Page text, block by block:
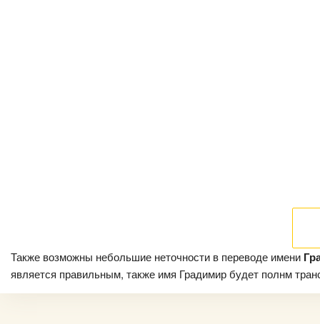
Также возможны небольшие неточности в переводе имени
является правильным, также имя Градимир будет полнм